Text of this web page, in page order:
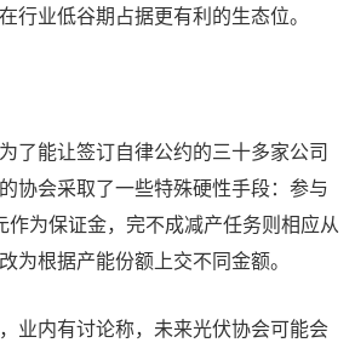
行业低谷期占据更有利的生态位。
了能让签订自律公约的三十多家公司
协会采取了一些特殊硬性手段：参与
作为保证金，完不成减产任务则相应从
为根据产能份额上交不同金额。
业内有讨论称，未来光伏协会可能会